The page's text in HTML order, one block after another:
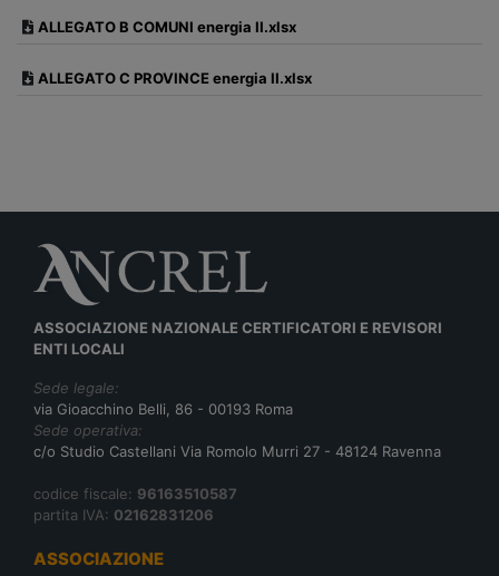
ALLEGATO B COMUNI energia II.xlsx
ALLEGATO C PROVINCE energia II.xlsx
ASSOCIAZIONE NAZIONALE CERTIFICATORI E REVISORI
ENTI LOCALI
Sede legale:
via Gioacchino Belli, 86 - 00193 Roma
Sede operativa:
c/o Studio Castellani Via Romolo Murri 27 - 48124 Ravenna
codice fiscale: 96163510587
partita IVA: 02162831206
ASSOCIAZIONE